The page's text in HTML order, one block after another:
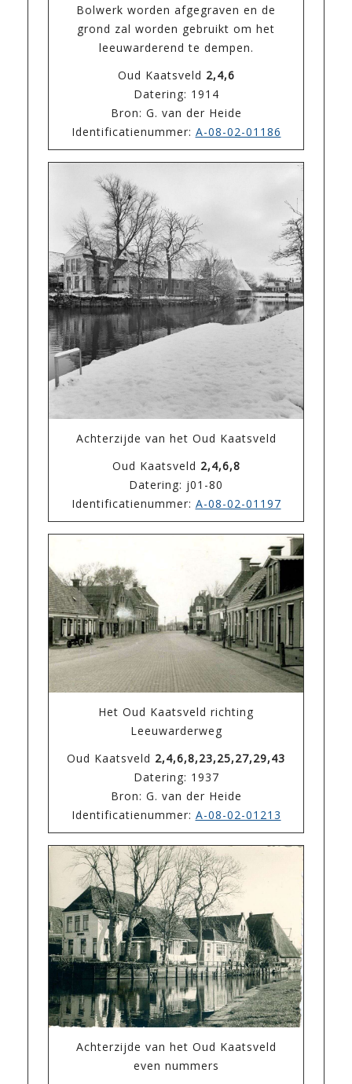
Bolwerk worden afgegraven en de
grond zal worden gebruikt om het
leeuwarderend te dempen.
Oud Kaatsveld 2,4,6
Datering: 1914
Bron: G. van der Heide
Identificatienummer: A-08-02-01186
Achterzijde van het Oud Kaatsveld
Oud Kaatsveld 2,4,6,8
Datering: j01-80
Identificatienummer: A-08-02-01197
Het Oud Kaatsveld richting
Leeuwarderweg
Oud Kaatsveld 2,4,6,8,23,25,27,29,43
Datering: 1937
Bron: G. van der Heide
Identificatienummer: A-08-02-01213
Achterzijde van het Oud Kaatsveld
even nummers